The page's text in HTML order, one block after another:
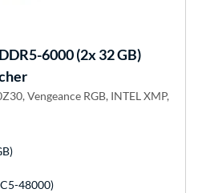
6000 (2x 32 GB)
Vengeance RGB, INTEL XMP,
48000)